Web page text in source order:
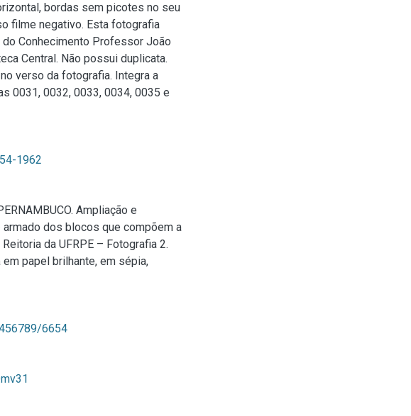
bordas sem picotes no seu
filme negativo. Esta fotografia
Conhecimento Professor João
Central. Não possui duplicata.
verso da fotografia. Integra a
0031, 0032, 0033, 0034, 0035 e
1962
Ampliação e
dos blocos que compõem a
da UFRPE – Fotografia 2.
papel brilhante, em sépia,
6654